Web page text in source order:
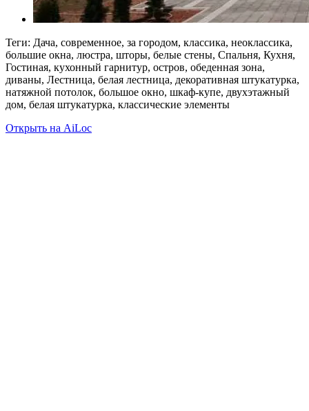
Теги: Дача, современное, за городом, классика, неоклассика,
большие окна, люстра, шторы, белые стены, Спальня, Кухня,
Гостиная, кухонный гарнитур, остров, обеденная зона,
диваны, Лестница, белая лестница, декоративная штукатурка,
натяжной потолок, большое окно, шкаф-купе, двухэтажный
дом, белая штукатурка, классические элементы
Открыть на AiLoc